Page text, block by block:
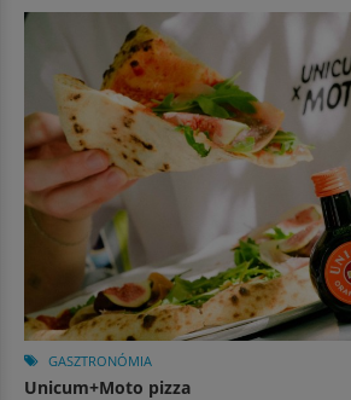
GASZTRONÓMIA
Unicum+Moto pizza